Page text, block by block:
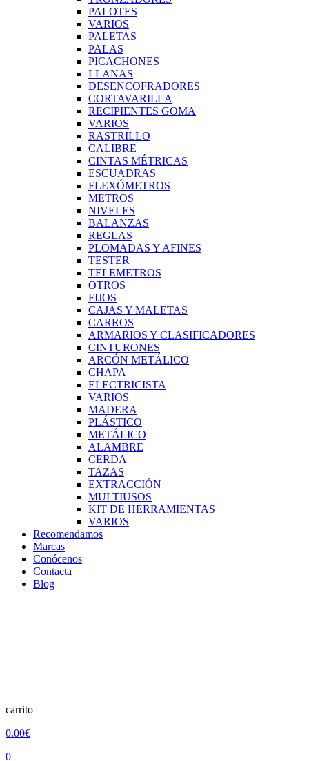
PALOTES
VARIOS
PALETAS
PALAS
PICACHONES
LLANAS
DESENCOFRADORES
CORTAVARILLA
RECIPIENTES GOMA
VARIOS
RASTRILLO
CALIBRE
CINTAS MÉTRICAS
ESCUADRAS
FLEXÓMETROS
METROS
NIVELES
BALANZAS
REGLAS
PLOMADAS Y AFINES
TESTER
TELEMETROS
OTROS
FIJOS
CAJAS Y MALETAS
CARROS
ARMARIOS Y CLASIFICADORES
CINTURONES
ARCÓN METÁLICO
CHAPA
ELECTRICISTA
VARIOS
MADERA
PLÁSTICO
METÁLICO
ALAMBRE
CERDA
TAZAS
EXTRACCIÓN
MULTIUSOS
KIT DE HERRAMIENTAS
VARIOS
Recomendamos
Marcas
Conócenos
Contacta
Blog
carrito
0.00€
0